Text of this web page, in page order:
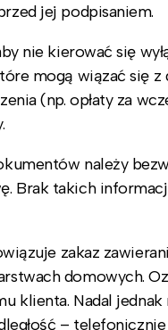
jej podpisaniem.
nie kierować się
mogą wiązać się
(np. opłaty za
należy
Brak takich
zakaz
domowych.
klienta. Nadal
–